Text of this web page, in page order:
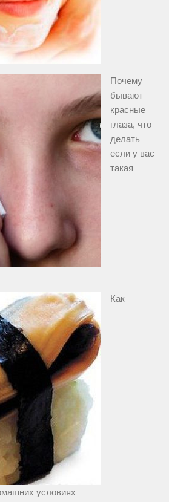
Почему
бывают
красные
глаза, что
делать
если у вас
такая
Как
условиях